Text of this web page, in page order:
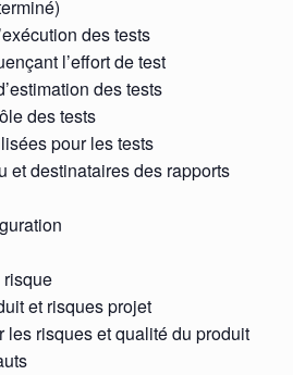
des tests
l’effort de test
des tests
des tests
pour les tests
et destinataires des rapports
et risques projet
les risques et qualité du produit